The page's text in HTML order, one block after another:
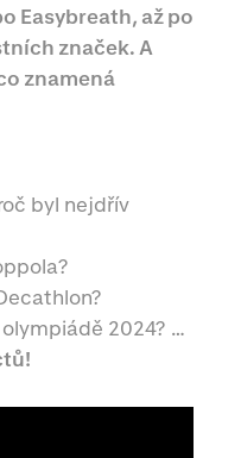
Easybreath, až po
značek. A
znamená
byl nejdřív
2024? …